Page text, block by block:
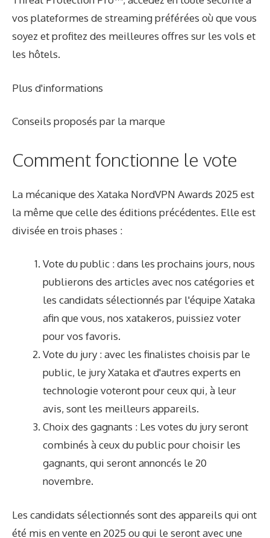
vos plateformes de streaming préférées où que vous
soyez et profitez des meilleures offres sur les vols et
les hôtels.
Plus d'informations
Conseils proposés par la marque
Comment fonctionne le vote
La mécanique des Xataka NordVPN Awards 2025 est
la même que celle des éditions précédentes. Elle est
divisée en trois phases :
Vote du public : dans les prochains jours, nous
publierons des articles avec nos catégories et
les candidats sélectionnés par l'équipe Xataka
afin que vous, nos xatakeros, puissiez voter
pour vos favoris.
Vote du jury : avec les finalistes choisis par le
public, le jury Xataka et d'autres experts en
technologie voteront pour ceux qui, à leur
avis, sont les meilleurs appareils.
Choix des gagnants : Les votes du jury seront
combinés à ceux du public pour choisir les
gagnants, qui seront annoncés le 20
novembre.
Les candidats sélectionnés sont des appareils qui ont
été mis en vente en 2025 ou qui le seront avec une